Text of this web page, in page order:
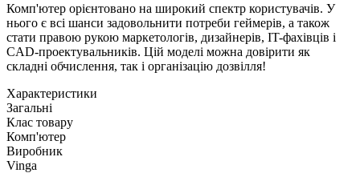
Комп'ютер орієнтовано на широкий спектр користувачів. У
нього є всі шанси задовольнити потреби геймерів, а також
стати правою рукою маркетологів, дизайнерів, IT-фахівців і
CAD-проектувальників. Цій моделі можна довірити як
складні обчислення, так і організацію дозвілля!
Характеристики
Загальні
Клас товару
Комп'ютер
Виробник
Vinga